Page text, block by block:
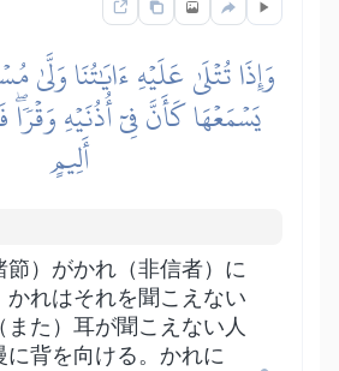
وَإِذَا تُتۡلَىٰ عَلَيۡهِ ءَايَٰتُنَا وَلَّىٰ
يَسۡمَعۡهَا كَأَنَّ فِيٓ أُذُنَيۡهِ
أَلِيمٍ
節）がかれ（非信者）に
かれはそれを聞こえない
また）耳が聞こえない人
に背を向ける。かれに